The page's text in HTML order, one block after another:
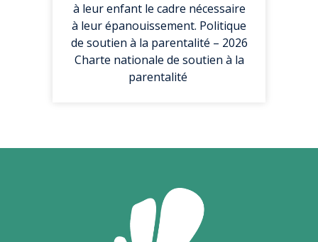
à leur enfant le cadre nécessaire
à leur épanouissement. Politique
de soutien à la parentalité – 2026
Charte nationale de soutien à la
parentalité